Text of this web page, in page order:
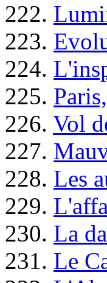
222.
223.
224.
225.
226. Vol
227.
228. Les
229.
230. La
231. Le